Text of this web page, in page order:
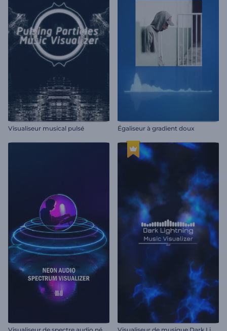
Visualiseur musical pulsé Égaliseur à gradient doux